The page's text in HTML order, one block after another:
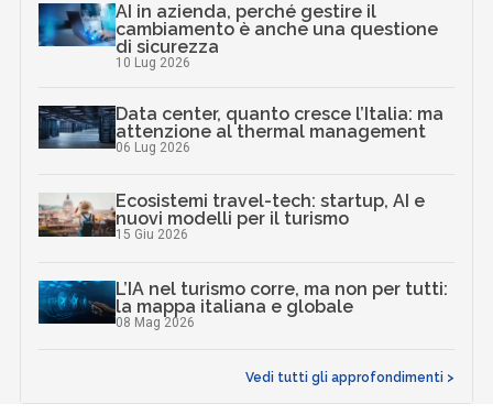
AI in azienda, perché gestire il
cambiamento è anche una questione
di sicurezza
10 Lug 2026
Data center, quanto cresce l’Italia: ma
attenzione al thermal management
06 Lug 2026
Ecosistemi travel-tech: startup, AI e
nuovi modelli per il turismo
15 Giu 2026
L’IA nel turismo corre, ma non per tutti:
la mappa italiana e globale
08 Mag 2026
Vedi tutti gli approfondimenti >